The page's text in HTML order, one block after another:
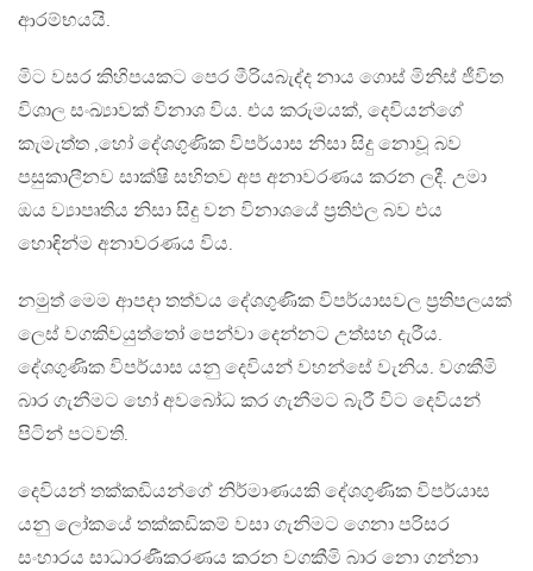
ආරම්භයයි.
මිට වසර කිහිපයකට පෙර මීරියබැද්ද නාය ගොස් මිනිස් ජීවිත
විශාල සංඛ්‍යාවක් විනාශ විය. එය කරුමයක්, දෙවියන්ගේ
කැමැත්ත ,හෝ දේශගුණික විපර්යාස නිසා සිදු නොවූ බව
පසුකාලීනව සාක්ෂි සහිතව අප අනාවරණය කරන ලදී. උමා
ඔය ව්‍යාපෘතිය නිසා සිදු වන විනාශයේ ප්‍රතිඵල බව එය
හොඳින්ම අනාවරණය විය.
නමුත් මෙම ආපදා තත්වය දේශගුණික විපර්යාසවල ප්‍රතිපලයක්
ලෙස් වගකිවයුත්තෝ පෙන්වා දෙන්නට උත්සහ දැරීය.
දේශගුණික විපර්යාස යනු දෙවියන් වහන්සේ වැනිය. වගකීමි
බාර ගැනීමට හෝ අවබෝධ කර ගැනීමට බැරී විට දෙවියන්
පිටින් පටවති.
දෙවියන් තක්කඩියන්ගේ නිර්මාණයකි දේශගුණික විපර්යාස
යනු ලෝකයේ තක්කඩිකම් වසා ගැනිමට ගෙනා පරිසර
සංහාරය සාධාරණීකරණය කරන වගකීමි බාර නො ගන්නා